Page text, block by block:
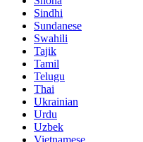
Sindhi
Sundanese
Swahili
Tajik
Tamil
Telugu
Thai
Ukrainian
Urdu
Uzbek
Vietnamese